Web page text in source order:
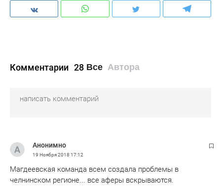
Комментарии 28 Все Автора
Анонимно
19 Ноября 2018 17:12
Магдеевская команда всем создала проблемы в
челнинском регионе... все аферы вскрываются.